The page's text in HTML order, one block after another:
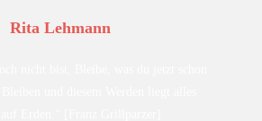
Rita Lehmann